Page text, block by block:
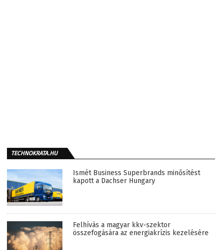
TECHNOKRATA.HU
Ismét Business Superbrands minősítést
kapott a Dachser Hungary
Felhívás a magyar kkv-szektor
összefogására az energiakrízis kezelésére